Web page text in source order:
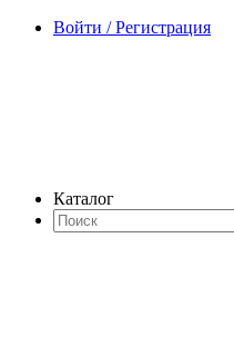
Войти / Регистрация
Каталог